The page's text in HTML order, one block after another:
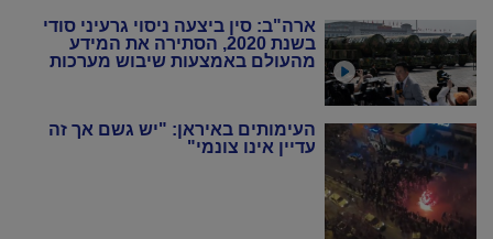
ארה"ב: סין ביצעה ניסוי גרעיני סודי
בשנת 2020, הסתירה את המידע
מהעולם באמצעות שיבוש מערכות
העימותים באיראן: "יש גשם אך זה
עדיין אינו צונמי"